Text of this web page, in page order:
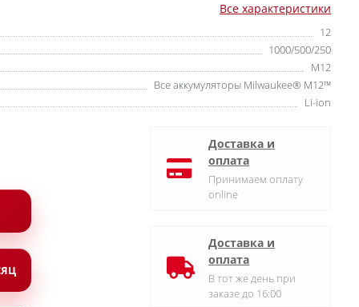
Все характеристики
12
1000/500/250
М12
Все аккумуляторы Milwaukee® M12™
Li-ion
Доставка и
оплата
Принимаем оплату
online
Доставка и
оплата
В тот же день при
заказе до 16:00